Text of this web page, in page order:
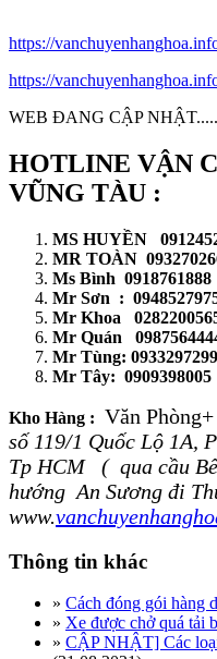
https://
https://
WEB ĐANG CẬP
HOTLINE VẬN
VŨNG TÀU :
MS HUYỀN
MR TOÀN
Ms Bình 0918761888
Mr Sơn :
Mr Khoa
Mr Quán
Mr Tùng: 0933297299
Mr Tây: 0909398005
Kho Hàng : Văn
số 119/1 Quốc Lộ 1A,
Tp HCM ( qua cầu
hướng An Sương đi
www.
Thông tin khác
» Cách đóng gói hàng
» Xe được chở quá tải
» CẬP NHẬT] Các